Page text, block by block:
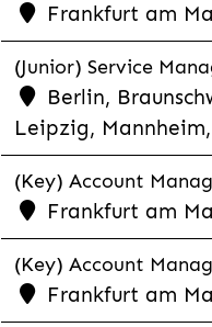
Frankfurt am
(Junior) Service
Berlin,
Leipzig,
(Key) Account
Frankfurt am
(Key) Account
Frankfurt am